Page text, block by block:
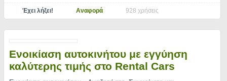
Έχει λήξει! Αναφορά 928 χρήσεις
Ενοικίαση αυτοκινήτου με εγγύηση
καλύτερης τιμής στο Rental Cars